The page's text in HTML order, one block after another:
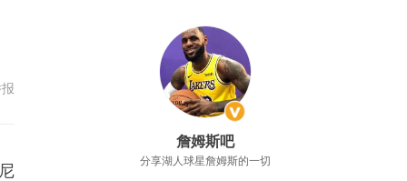
詹姆斯吧
分享湖人球星詹姆斯的一切